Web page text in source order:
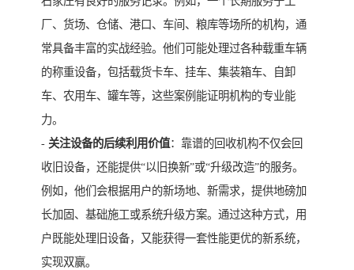
厂、货场、仓储、港口、车间、粮库等场所的机构，通
常具备丰富的实战经验。他们可能处理过各种载重车辆
的称重设备，包括载货卡车、挂车、集装箱车、自卸
车、农用车、罐车等，这些案例能证明机构的专业能
力。
- 关注设备的后续利用价值：靠谱的回收机构不仅会回
收旧设备，还能提供“以旧换新”或“升级改造”的服务。
例如，他们会根据用户的新场地、新需求，提供地磅加
长加固、基础施工或系统升级方案。通过这种方式，用
户既能处理旧设备，又能获得一套性能更优的新系统，
实现双赢。